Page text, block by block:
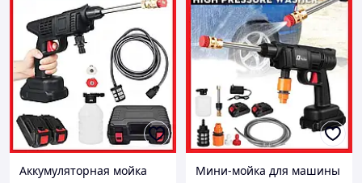
Аккумуляторная мойка
Мини-мойка для машины